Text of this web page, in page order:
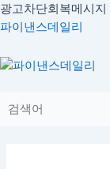
광고차단회복메시지
파이낸스데일리